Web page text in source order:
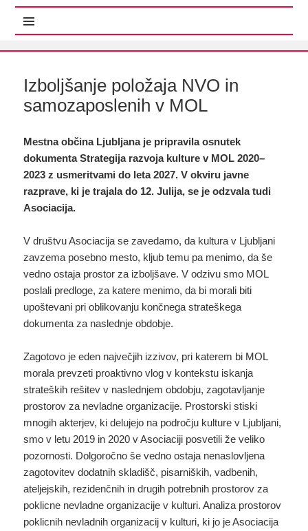
Izboljšanje položaja NVO in
samozaposlenih v MOL
Mestna občina Ljubljana je pripravila osnutek
dokumenta Strategija razvoja kulture v MOL 2020–
2023 z usmeritvami do leta 2027. V okviru javne
razprave, ki je trajala do 12. Julija, se je odzvala tudi
Asociacija.
V društvu Asociacija se zavedamo, da kultura v Ljubljani
zavzema posebno mesto, kljub temu pa menimo, da še
vedno ostaja prostor za izboljšave. V odzivu smo MOL
poslali predloge, za katere menimo, da bi morali biti
upoštevani pri oblikovanju končnega strateškega
dokumenta za naslednje obdobje.
Zagotovo je eden največjih izzivov, pri katerem bi MOL
morala prevzeti proaktivno vlog v kontekstu iskanja
strateških rešitev v naslednjem obdobju, zagotavljanje
prostorov za nevladne organizacije. Prostorski stiski
mnogih akterjev, ki delujejo na področju kulture v Ljubljani,
smo v letu 2019 in 2020 v Asociaciji posvetili že veliko
pozornosti. Dolgoročno še vedno ostaja nenaslovljena
zagotovitev dodatnih skladišč, pisarniških, vadbenih,
ateljejskih, rezidenčnih in drugih potrebnih prostorov za
poklicne nevladne organizacije v kulturi. Analiza prostorov
poklicnih nevladnih organizacij v kulturi, ki jo je Asociacija